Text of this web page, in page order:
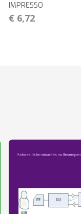
IMPRESSO
€ 6,72